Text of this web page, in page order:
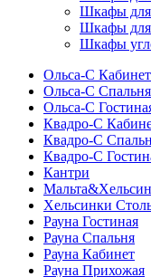
Шкафы для
Шкафы
Шкафы
Ольса-С Кабинет
Ольса-С Спальня
Ольса-С
Квадро-С
Квадро-С
Квадро-С
Кантри
Хельсинки
Рауна Гостиная
Рауна Спальня
Рауна Кабинет
Рауна Прихожая